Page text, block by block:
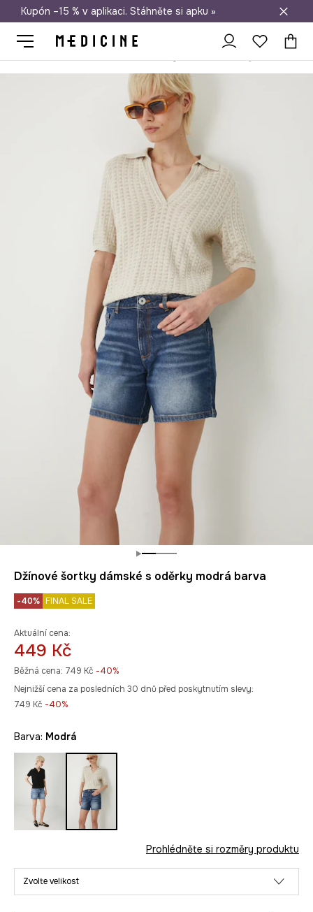
Doprava zdarma při nákupu nad 1 200 Kč
Kupón –15 % v aplikaci. Stáhněte si apku »
Džínové šortky dámské s oděrky modrá barva
-40% FINAL SALE
Aktuální cena:
449 Kč
Běžná cena: 749 Kč -40%
Nejnižší cena za posledních 30 dnů před poskytnutím slevy:
749 Kč -40%
Barva: modrá
Prohlédněte si rozměry produktu
Zvolte velikost